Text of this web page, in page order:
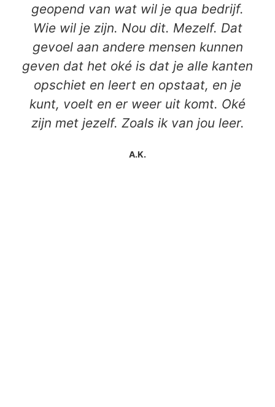
geopend van wat wil je qua bedrijf.
Wie wil je zijn. Nou dit. Mezelf. Dat
gevoel aan andere mensen kunnen
geven dat het oké is dat je alle kanten
opschiet en leert en opstaat, en je
kunt, voelt en er weer uit komt. Oké
zijn met jezelf. Zoals ik van jou leer.
A.K.